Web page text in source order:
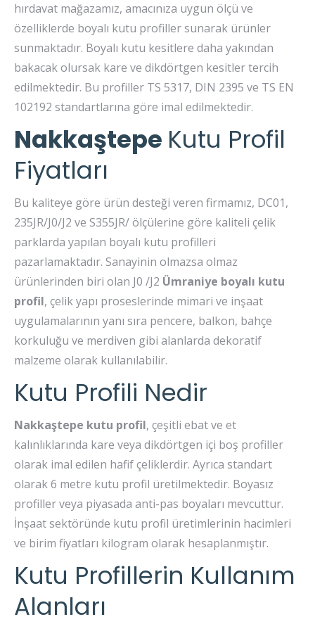
hırdavat mağazamız, amacınıza uygun ölçü ve
özelliklerde boyalı kutu profiller sunarak ürünler
sunmaktadır. Boyalı kutu kesitlere daha yakından
bakacak olursak kare ve dikdörtgen kesitler tercih
edilmektedir. Bu profiller TS 5317, DIN 2395 ve TS EN
102192 standartlarına göre imal edilmektedir.
Nakkaştepe Kutu Profil
Fiyatları
Bu kaliteye göre ürün desteği veren firmamız, DC01,
235JR/J0/J2 ve S355JR/ ölçülerine göre kaliteli çelik
parklarda yapılan boyalı kutu profilleri
pazarlamaktadır. Sanayinin olmazsa olmaz
ürünlerinden biri olan J0 /J2 Ümraniye boyalı kutu
profil, çelik yapı proseslerinde mimari ve inşaat
uygulamalarının yanı sıra pencere, balkon, bahçe
korkuluğu ve merdiven gibi alanlarda dekoratif
malzeme olarak kullanılabilir.
Kutu Profili Nedir
Nakkaştepe kutu profil, çeşitli ebat ve et
kalınlıklarında kare veya dikdörtgen içi boş profiller
olarak imal edilen hafif çeliklerdir. Ayrıca standart
olarak 6 metre kutu profil üretilmektedir. Boyasız
profiller veya piyasada anti-pas boyaları mevcuttur.
İnşaat sektöründe kutu profil üretimlerinin hacimleri
ve birim fiyatları kilogram olarak hesaplanmıştır.
Kutu Profillerin Kullanım
Alanları